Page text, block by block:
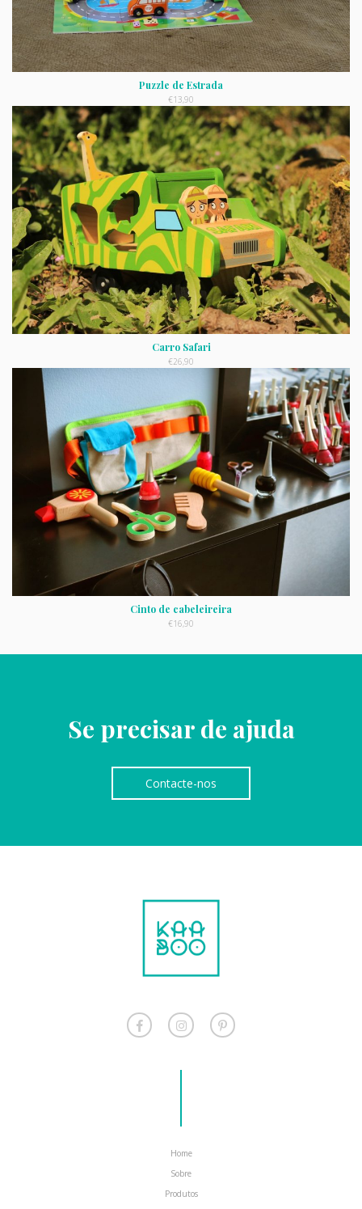
Puzzle de Estrada
€13,90
Carro Safari
€26,90
Cinto de cabeleireira
€16,90
Se precisar de ajuda
Contacte-nos
Home
Sobre
Produtos